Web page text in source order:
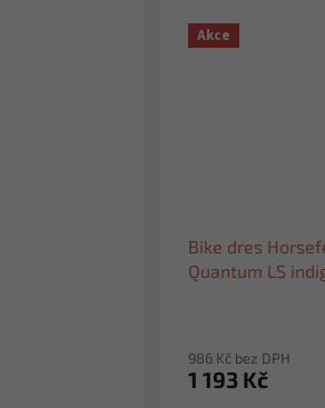
Akce
Bike dres
Quantum LS
986 Kč bez DPH
1 193 Kč